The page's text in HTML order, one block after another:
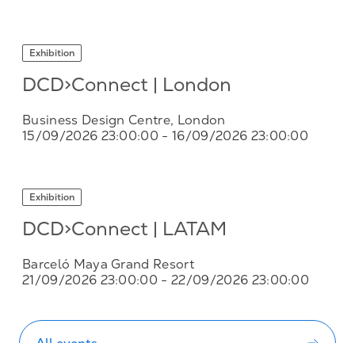
Exhibition
DCD>Connect | London
Business Design Centre, London
15/09/2026 23:00:00 - 16/09/2026 23:00:00
Exhibition
DCD>Connect | LATAM
Barceló Maya Grand Resort
21/09/2026 23:00:00 - 22/09/2026 23:00:00